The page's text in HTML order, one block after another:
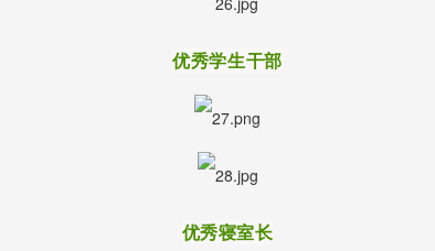
优秀学生干部
优秀寝室长